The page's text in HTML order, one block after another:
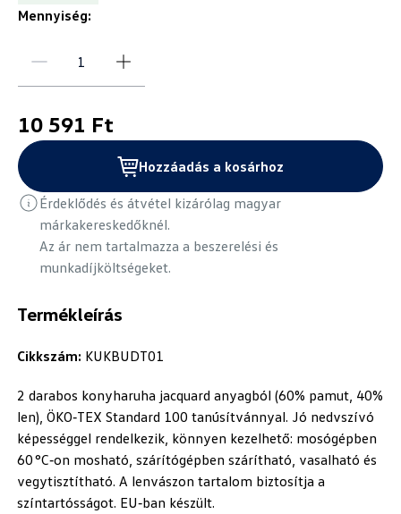
Termékleírás
Cikkszám: KUKBUDT01
2 darabos konyharuha jacquard anyagból (60% pamut, 40%
len), ÖKO‑TEX Standard 100 tanúsítvánnyal. Jó nedvszívó
képességgel rendelkezik, könnyen kezelhető: mosógépben
60 °C‑on mosható, szárítógépben szárítható, vasalható és
vegytisztítható. A lenvászon tartalom biztosítja a
színtartósságot. EU‑ban készült.
Mennyiség:
10 591 Ft
Hozzáadás a kosárhoz
Érdeklődés és átvétel kizárólag magyar
márkakereskedőknél.
Az ár nem tartalmazza a beszerelési és
munkadíjköltségeket.